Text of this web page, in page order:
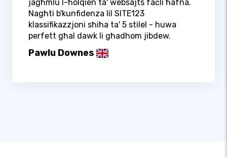
jagħmlu l-ħolqien ta' websajts faċli ħafna.
Nagħti b'kunfidenza lil SITE123
klassifikazzjoni sħiħa ta' 5 stilel - huwa
perfett għal dawk li għadhom jibdew.
Pawlu Downes